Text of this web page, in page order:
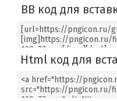
BB код для
Html код для